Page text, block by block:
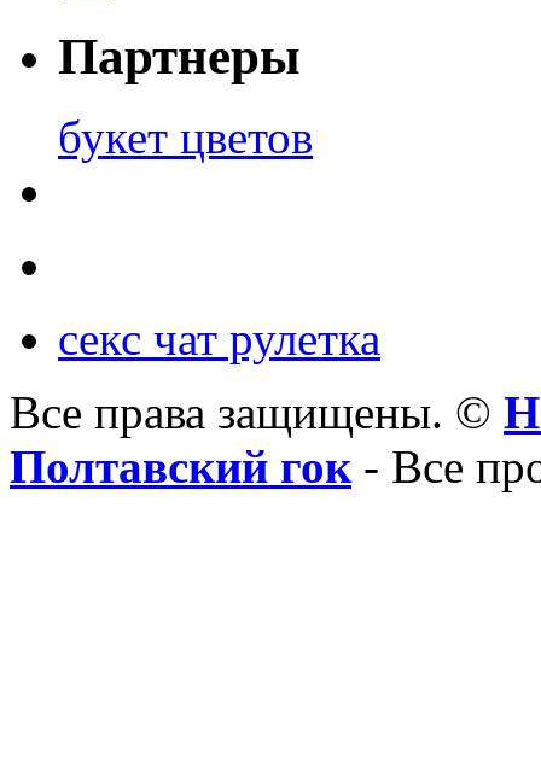
Партнеры
букет цветов
секс чат рулетка
Все права защищены. ©
Полтавский гок- Все